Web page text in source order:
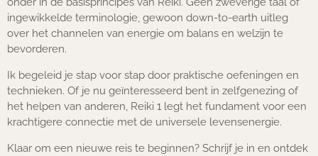
ingewikkelde terminologie, gewoon down-to-earth uitleg
over het channelen van energie om balans en welzijn te
bevorderen.
Ik begeleid je stap voor stap door praktische oefeningen en
technieken. Of je nu geïnteresseerd bent in zelfgenezing of
het helpen van anderen, Reiki 1 legt het fundament voor een
krachtigere connectie met de universele levensenergie.
Klaar om een nieuwe reis te beginnen? Schrijf je in en ontdek